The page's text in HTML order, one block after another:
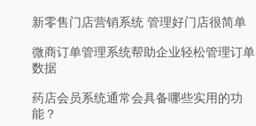
新零售门店营销系统 管理好门店很简单
微商订单管理系统帮助企业轻松管理订单
数据
药店会员系统通常会具备哪些实用的功
能？